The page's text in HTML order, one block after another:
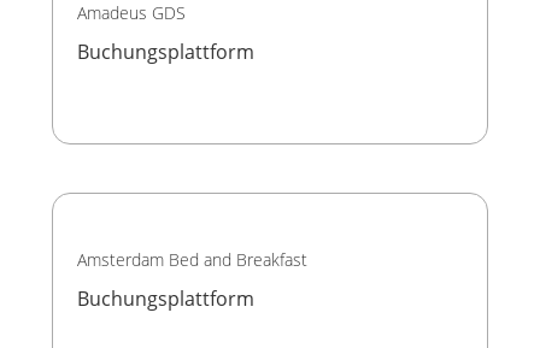
Amadeus GDS
Buchungsplattform
Amsterdam Bed and Breakfast
Buchungsplattform